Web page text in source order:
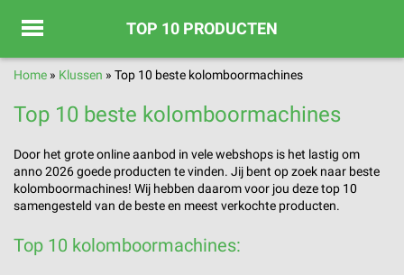
TOP 10 PRODUCTEN
Home » Klussen » Top 10 beste kolomboormachines
Top 10 beste kolomboormachines
Door het grote online aanbod in vele webshops is het lastig om
anno 2026 goede producten te vinden. Jij bent op zoek naar beste
kolomboormachines! Wij hebben daarom voor jou deze top 10
samengesteld van de beste en meest verkochte producten.
Top 10 kolomboormachines: